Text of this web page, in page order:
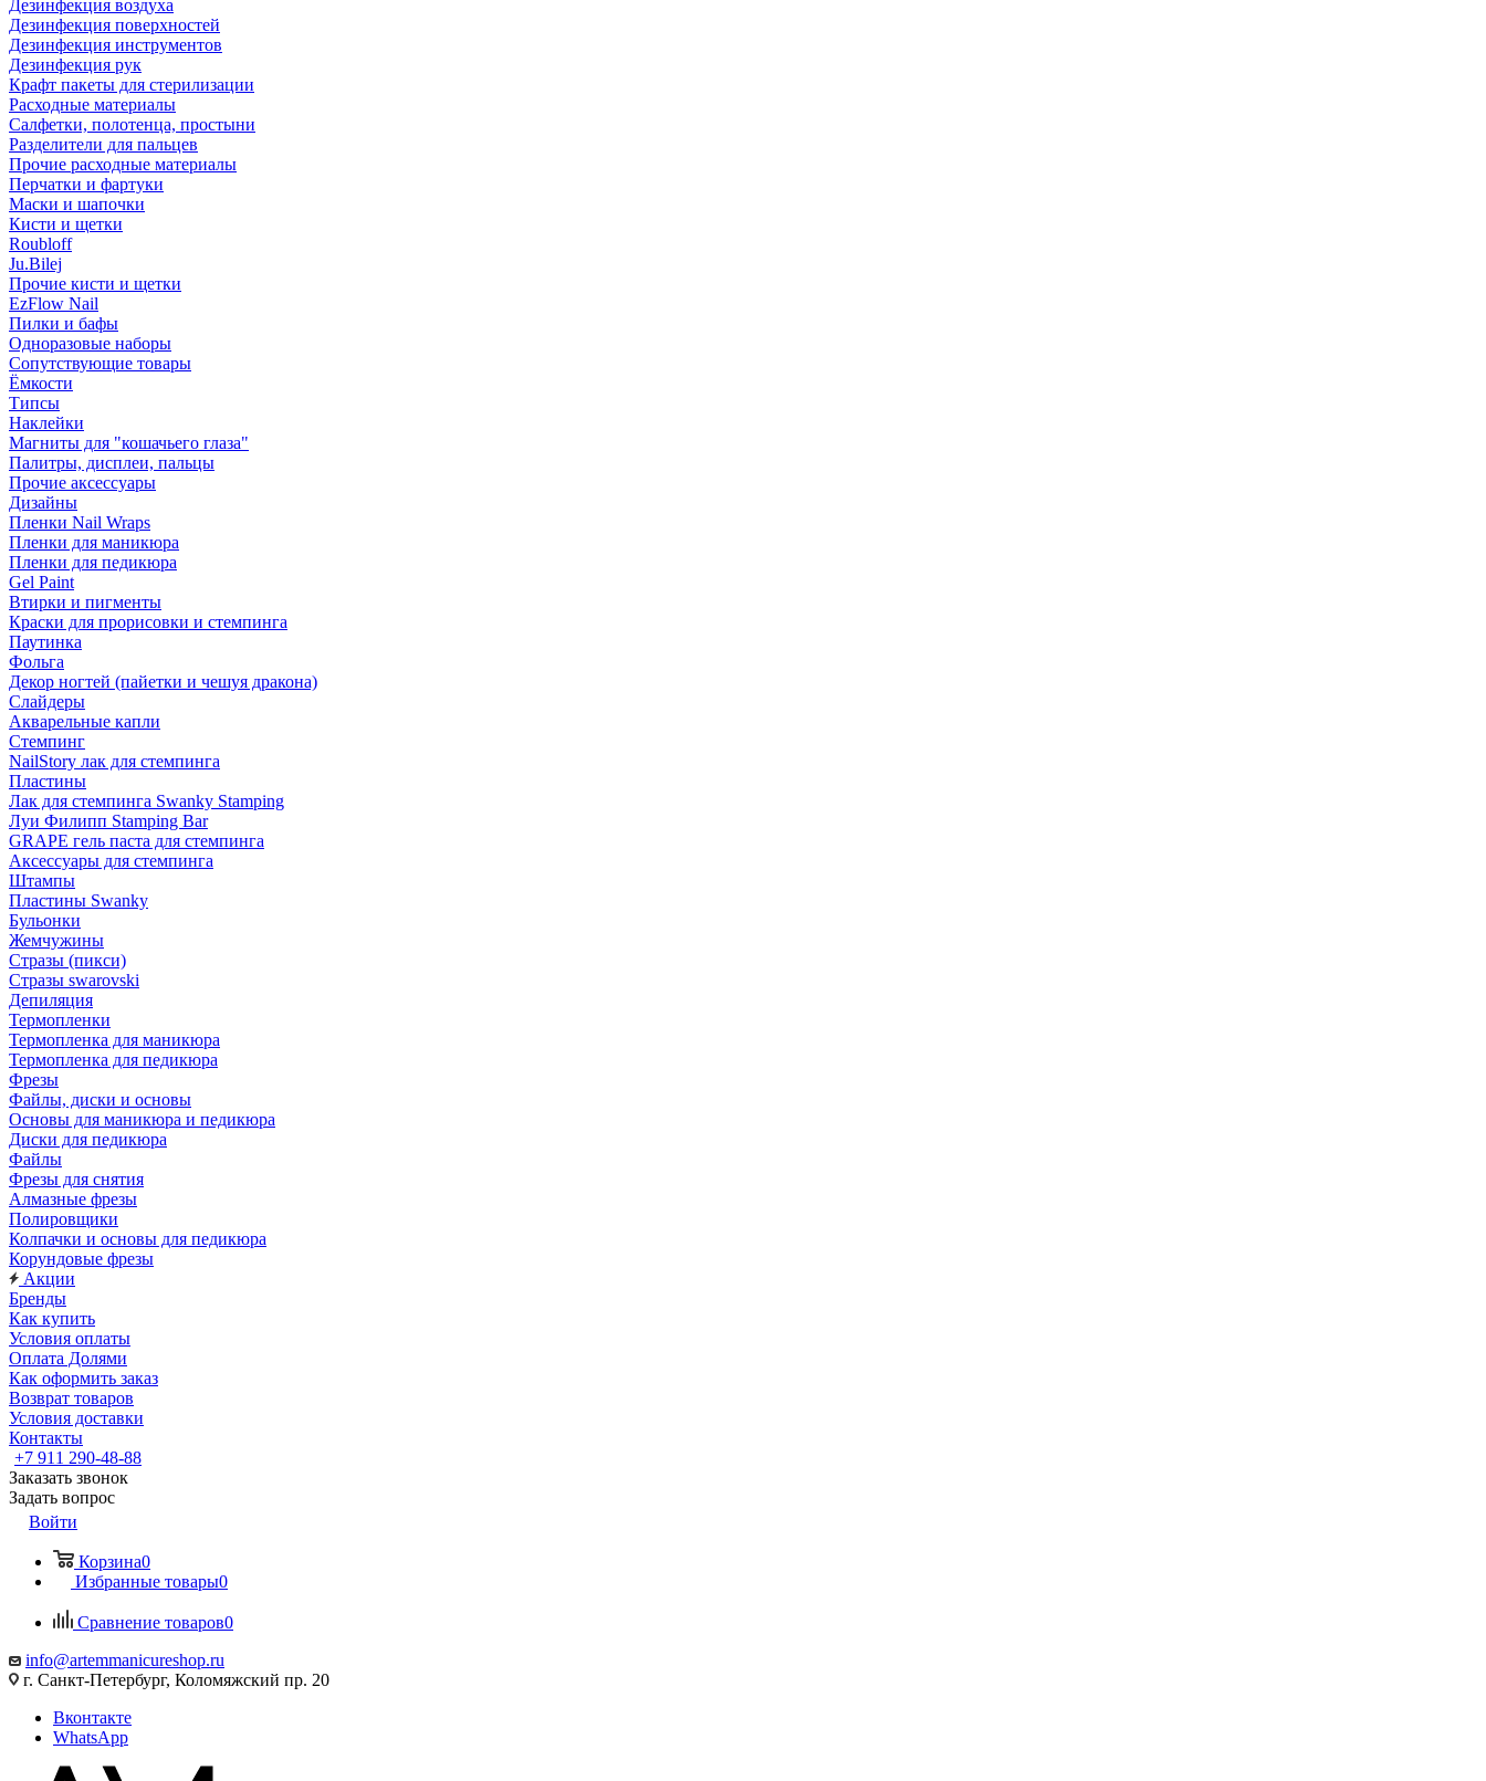
Дезинфекция воздуха
Дезинфекция поверхностей
Дезинфекция инструментов
Дезинфекция рук
Крафт пакеты для стерилизации
Расходные материалы
Салфетки, полотенца, простыни
Разделители для пальцев
Прочие расходные материалы
Перчатки и фартуки
Маски и шапочки
Кисти и щетки
Roubloff
Ju.Bilej
Прочие кисти и щетки
EzFlow Nail
Пилки и бафы
Одноразовые наборы
Сопутствующие товары
Ёмкости
Типсы
Наклейки
Магниты для "кошачьего глаза"
Палитры, дисплеи, пальцы
Прочие аксессуары
Дизайны
Пленки Nail Wraps
Пленки для маникюра
Пленки для педикюра
Gel Paint
Втирки и пигменты
Краски для прорисовки и стемпинга
Паутинка
Фольга
Декор ногтей (пайетки и чешуя дракона)
Слайдеры
Акварельные капли
Стемпинг
NailStory лак для стемпинга
Пластины
Лак для стемпинга Swanky Stamping
Луи Филипп Stamping Bar
GRAPE гель паста для стемпинга
Аксессуары для стемпинга
Штампы
Пластины Swanky
Бульонки
Жемчужины
Стразы (пикси)
Cтразы swarovski
Депиляция
Термопленки
Термопленка для маникюра
Термопленка для педикюра
Фрезы
Файлы, диски и основы
Основы для маникюра и педикюра
Диски для педикюра
Файлы
Фрезы для снятия
Алмазные фрезы
Полировщики
Колпачки и основы для педикюра
Корундовые фрезы
Акции
Бренды
Как купить
Условия оплаты
Оплата Долями
Как оформить заказ
Возврат товаров
Условия доставки
Контакты
+7 911 290-48-88
Заказать звонок
Задать вопрос
Войти
Корзина0
Избранные товары0
Сравнение товаров0
info@artemmanicureshop.ru
г. Санкт-Петербург, Коломяжский пр. 20
Вконтакте
WhatsApp